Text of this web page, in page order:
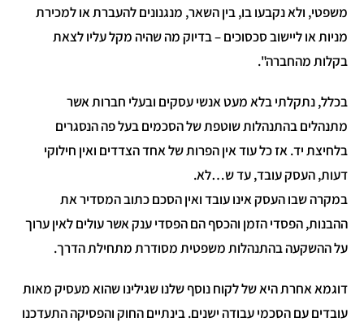
ולא נקבעו בו, בין השאר, מנגנונים להעברת או למכירת
או ליישוב סכסוכים – בדיוק מה שהיה מקל עליו לצאת
מהחברה".
נתקלתי בלא מעט אנשי עסקים ובעלי חברות אשר
בהתנהלות שוטפת של הסכמים בעל פה הנסגרים
יד. אז כל עוד אין הפרות של אחד הצדדים ואין חילוקי
העסק עובד, עד ש…לא.
שבו העסק אינו עובד ואין הסכם כתוב המסדיר את
הפסדי הזמן והכסף הם הפסדי ענק אשר עולים לאין ערוך
ההשקעה בהתנהלות משפטית מסודרת מתחילת הדרך.
אחרת היא של לקוח נוסף שלנו שגילינו שהוא מעסיק מאות
עם הסכמי עבודה ישנים. בינתיים החוק והפסיקה התעדכנו